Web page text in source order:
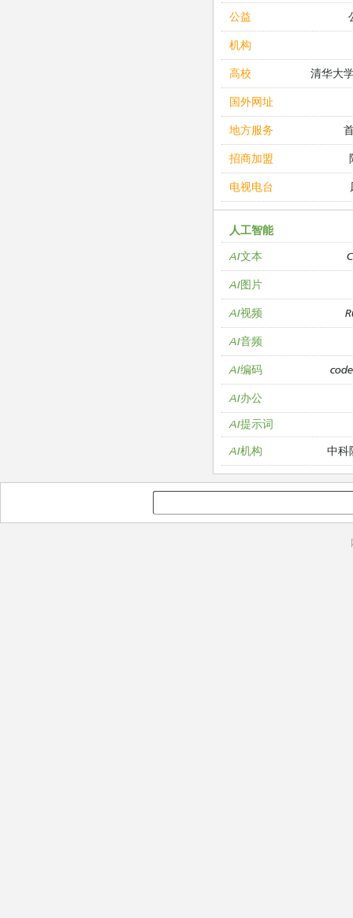
公益
机构
高校 清华大
国外网址
地方服务
招商加盟
电视电台
人工智能
AI文本
AI图片
AI视频
AI音频
AI编码
AI办公
AI提示词
AI机构
中科